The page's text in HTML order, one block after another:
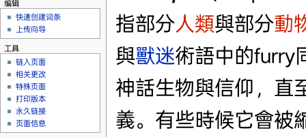
指部分人類與部分動
與獸迷術語中的furry
神話生物與信仰，直
義。有些時候它會被
编辑
快速创建词条
上传向导
工具
链入页面
相关更改
特殊页面
打印版本
永久链接
页面信息